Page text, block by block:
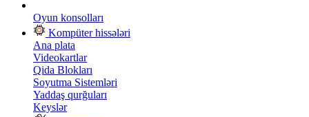
Oyun konsolları
Kompüter hissələri
Ana plata
Videokartlar
Qida Blokları
Soyutma Sistemləri
Yaddaş qurğuları
Keyslər